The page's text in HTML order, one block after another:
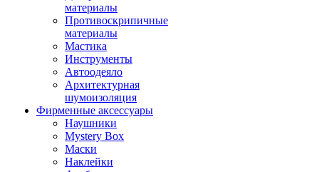
материалы
Противоскрипичные
материалы
Мастика
Инструменты
Автоодеяло
Архитектурная
шумоизоляция
Фирменные аксессуары
Наушники
Mystery Box
Маски
Наклейки